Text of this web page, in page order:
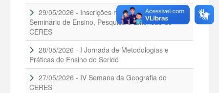
29/05/2026 - Inscrições no XIV SEPE -
Seminário de Ensino, Pesquisa e Extensão do
CERES
28/05/2026 - I Jornada de Metodologias e
Práticas de Ensino do Seridó
27/05/2026 - IV Semana da Geografia do
CERES